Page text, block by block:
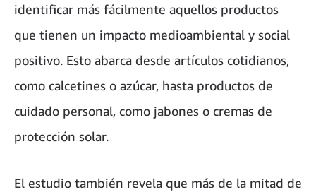
identificar más fácilmente aquellos productos
que tienen un impacto medioambiental y social
positivo. Esto abarca desde artículos cotidianos,
como calcetines o azúcar, hasta productos de
cuidado personal, como jabones o cremas de
protección solar.
El estudio también revela que más de la mitad de